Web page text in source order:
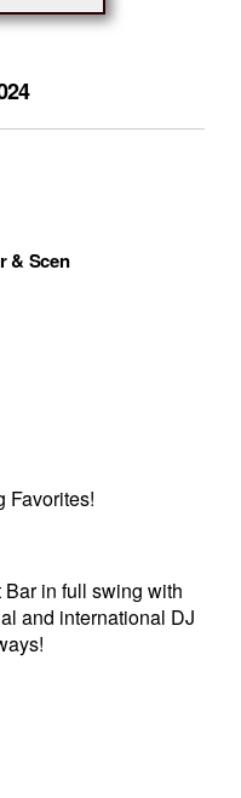
& Scen
Favorites!
in full swing with
and international DJ